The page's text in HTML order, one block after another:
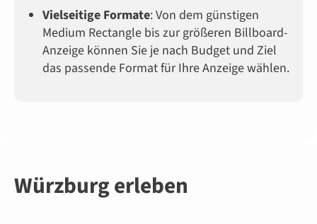
Vielseitige Formate: Von dem günstigen
Medium Rectangle bis zur größeren Billboard-
Anzeige können Sie je nach Budget und Ziel
das passende Format für Ihre Anzeige wählen.
Würzburg erleben